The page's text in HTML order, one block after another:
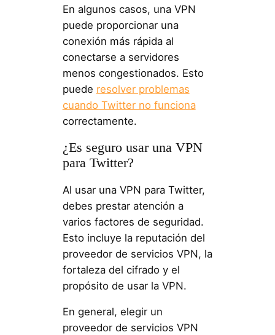
En algunos casos, una VPN
puede proporcionar una
conexión más rápida al
conectarse a servidores
menos congestionados. Esto
puede resolver problemas
cuando Twitter no funciona
correctamente.
¿Es seguro usar una VPN
para Twitter?
Al usar una VPN para Twitter,
debes prestar atención a
varios factores de seguridad.
Esto incluye la reputación del
proveedor de servicios VPN, la
fortaleza del cifrado y el
propósito de usar la VPN.
En general, elegir un
proveedor de servicios VPN